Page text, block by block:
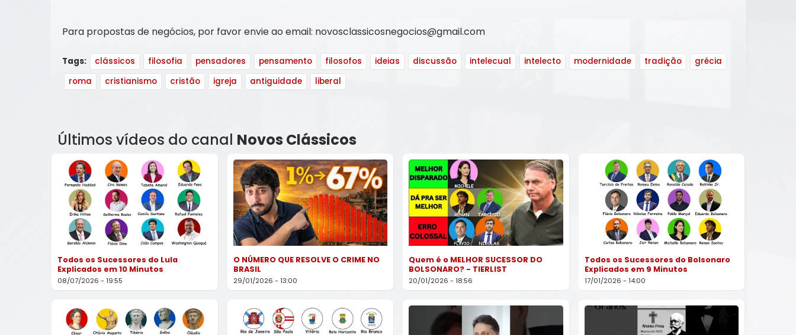
Para propostas de negócios, por favor envie ao email: novosclassicosnegocios@gmail.com
Tags: clássicos filosofia pensadores pensamento filosofos ideias discussão intelecual intelecto modernidade tradição
grécia
roma
cristianismo cristão igreja antiguidade liberal
Últimos vídeos do canal Novos Clássicos
Todos os Sucessores do Lula
Explicados em 10 Minutos
08/07/2026 - 19:55
O NÚMERO QUE RESOLVE O CRIME NO
BRASIL
29/01/2026 - 13:00
Quem é o MELHOR SUCESSOR DO
BOLSONARO? - TIERLIST
20/01/2026 - 18:56
Todos os Sucessores do Bolsonaro
Explicados em 9 Minutos
17/01/2026 - 14:00